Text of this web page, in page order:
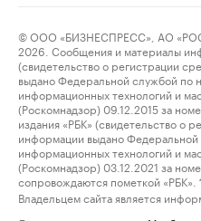
© ООО «БИЗНЕСПРЕСС», АО
2026. Сообщения и материалы
(свидетельство о регистрации
выдано Федеральной службой по
информационных технологий и
(Роскомнадзор) 09.12.2015 за
издания «РБК» (свидетельство о
информации выдано Федеральной
информационных технологий и
(Роскомнадзор) 03.12.2021 за
сопровождаются пометкой «РБК».
Владельцем сайта является